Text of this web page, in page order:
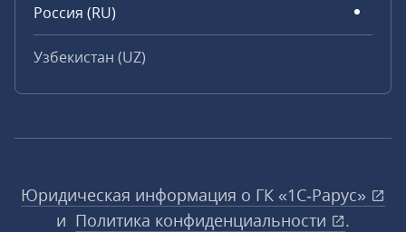
Россия (RU)
Узбекистан (UZ)
Юридическая информация о ГК «1С‑Рарус»
и Политика конфиденциальности
.